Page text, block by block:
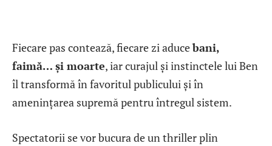
Fiecare pas contează, fiecare zi aducebani,
faimă… și moarte, iar curajul și instinctele lui Ben
îl transformă în favoritul publicului și în
amenințarea supremă pentru întregul sistem.
Spectatorii se vor bucura de un thriller plin